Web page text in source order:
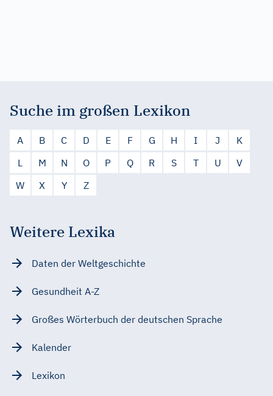
Suche im großen Lexikon
A B C D E F G H I J
K
L
M N O P Q R S T U
V
W
X Y Z
Weitere Lexika
Daten der Weltgeschichte
Gesundheit A-Z
Großes Wörterbuch der deutschen Sprache
Kalender
Lexikon